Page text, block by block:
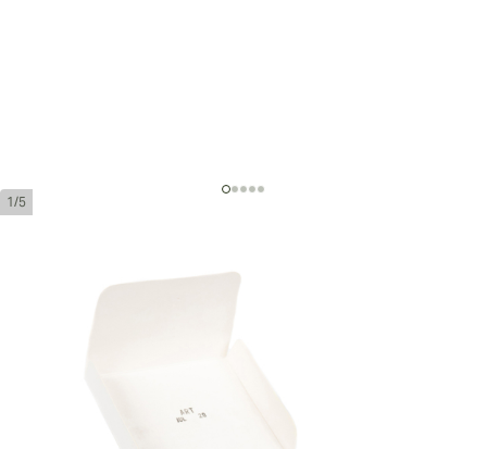
1/5
Quintero Favoritos
Medidor de anillo: